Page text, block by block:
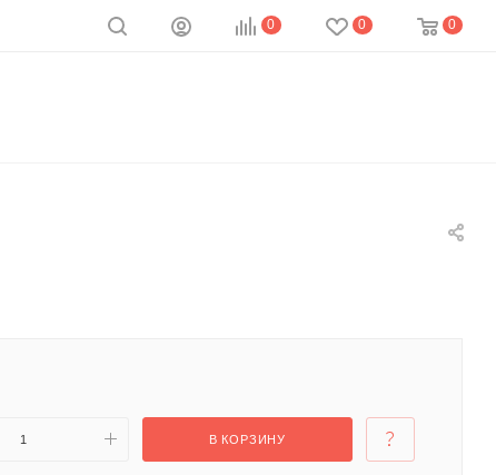
0 0 0
В КОРЗИНУ